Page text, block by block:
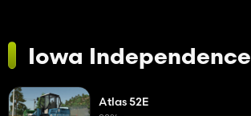
Iowa Independence
Atlas 52E